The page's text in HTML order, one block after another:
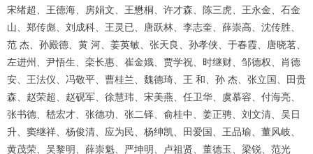
宋绪超、王德海、房娟文、王懋桐、许才森、陈三虎、王永金、石金
山、郑传彪、刘成科、王灵已、唐跃林、李志奎、薛崇高、沈传胜、
范 杰、孙殿德、黄 河、姜英敏、张天良、孙孝侠、于春霞、唐晓茗、
左进州、尹悟生、栾长惠、崔金娥、贾学祝、时继财、邹德权、肖德
安、王法仪、冯敬平、曹桂兰、魏德琦、王 和、孙 杰、张立国、田贵
森、赵荣超、赵砚军、徐慧玮、宋美燕、任卫华、虞慕容、付海亮、
张书德、嵇宏才、张德功、张二铎、俞桂中、姜正骋、刘文清、吴日
升、窦继祥、杨俊清、应为民、杨绅凯、田爱国、王品瑜、董风岐、
黄茂荣、吴黎明、薛崇魁、严坤明、卢祖贤、董德玉、梁锐、范光